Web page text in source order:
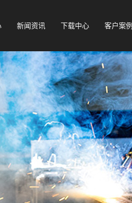
新闻资讯 下载中心 客户案例